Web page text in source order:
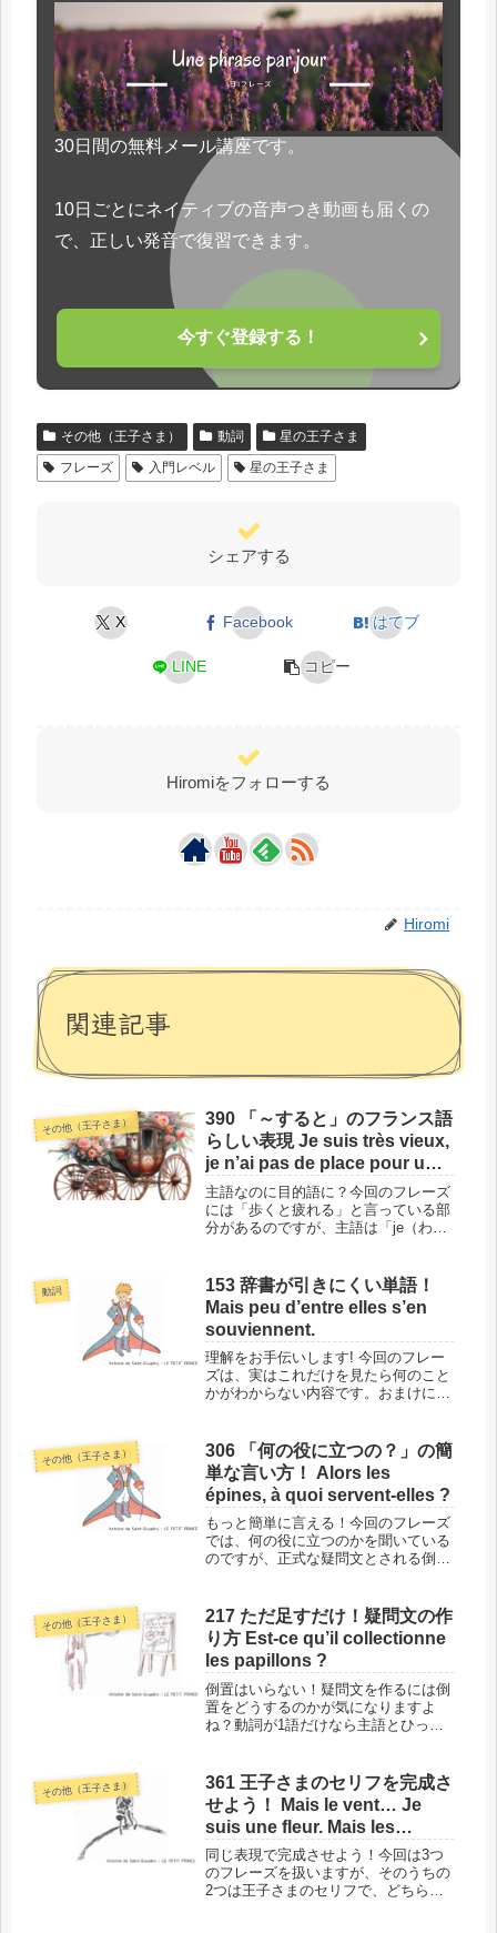
30日間の無料メール講座です。
10日ごとにネイティブの音声つき動画も届くの
で、正しい発音で復習できます。
今すぐ登録する！
その他（王子さま） 動詞
星の王子さま
フレーズ
入門レベル 星の王子さま
シェアする
X Facebook はてブ
LINE コピー
Hiromiをフォローする
Hiromi
関連記事
その他（王子さま）
390 「～すると」のフランス語
らしい表現 Je suis très vieux,
je n’ai pas de place pour un
carrosse, et ça me fatigue de
marcher.
主語なのに目的語に？今回のフレーズ
には「歩くと疲れる」と言っている部
分があるのですが、主語は「je（わた
の、「わたし」は目的語になっていま
す。こうした表現こそが、フランス語
ら...
動詞
153 辞書が引きにくい単語！
Mais peu d’entre elles s’en
souviennent.
理解をお手伝いします! 今回のフレー
ズは、実はこれだけを見たら何のこと
かがわからない内容です。おまけに動
成でで成り立ってはいるものの、主語
と目的語の情報がないし、辞書も引
け...
その他（王子さま）
306 「何の役に立つの？」の簡
単な言い方！ Alors les
épines, à quoi servent-elles ?
もっと簡単に言える！今回のフレーズ
では、何の役に立つのかを聞いている
のですが、正式な疑問文とされる倒置
ない言い方をしています。でも現代フ
ランス語の普段の会話では、もっと簡
単...
その他（王子さま）
217 ただ足すだけ！疑問文の作
り方 Est-ce qu’il collectionne
les papillons ?
倒置はいらない！疑問文を作るには倒
置をどうするのかが気になりますよ
ね？動詞が1語だけなら主語とひっく
れを前に持って行けばいいのかと迷う
ことも。でも倒置なしで、ただ単に足
すだ...
その他（王子さま）
361 王子さまのセリフを完成さ
せよう！ Mais le vent… Je
suis une fleur. Mais les
bêtes…
同じ表現で完成させよう！今回は3つ
のフレーズを扱いますが、そのうちの
2つは王子さまのセリフで、どちらも